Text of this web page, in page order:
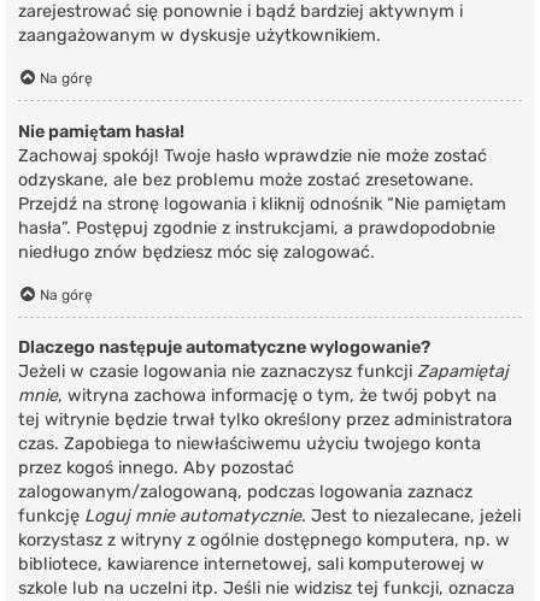
zarejestrować się ponownie i bądź bardziej aktywnym i
zaangażowanym w dyskusje użytkownikiem.
Na górę
Nie pamiętam hasła!
Zachowaj spokój! Twoje hasło wprawdzie nie może zostać
odzyskane, ale bez problemu może zostać zresetowane.
Przejdź na stronę logowania i kliknij odnośnik “Nie pamiętam
hasła”. Postępuj zgodnie z instrukcjami, a prawdopodobnie
niedługo znów będziesz móc się zalogować.
Na górę
Dlaczego następuje automatyczne wylogowanie?
Jeżeli w czasie logowania nie zaznaczysz funkcji Zapamiętaj
mnie, witryna zachowa informację o tym, że twój pobyt na
tej witrynie będzie trwał tylko określony przez administratora
czas. Zapobiega to niewłaściwemu użyciu twojego konta
przez kogoś innego. Aby pozostać
zalogowanym/zalogowaną, podczas logowania zaznacz
funkcję Loguj mnie automatycznie. Jest to niezalecane, jeżeli
korzystasz z witryny z ogólnie dostępnego komputera, np. w
bibliotece, kawiarence internetowej, sali komputerowej w
szkole lub na uczelni itp. Jeśli nie widzisz tej funkcji, oznacza